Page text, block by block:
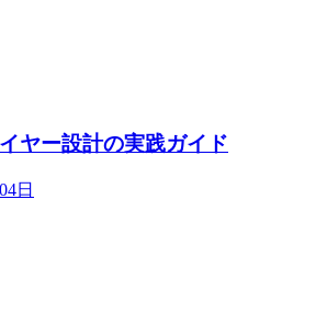
ヤー設計の実践ガイド
日